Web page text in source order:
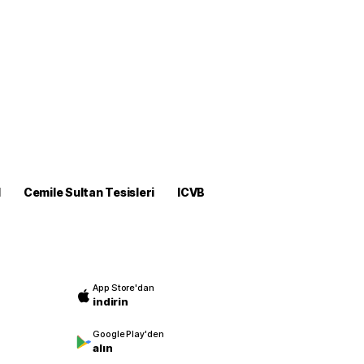
Cemile Sultan Tesisleri
ICVB
App Store'dan
indirin
Google Play'den
alın